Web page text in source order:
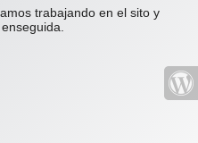
trabajando en el sito y